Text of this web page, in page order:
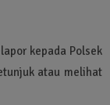
kepada Polsek
atau melihat